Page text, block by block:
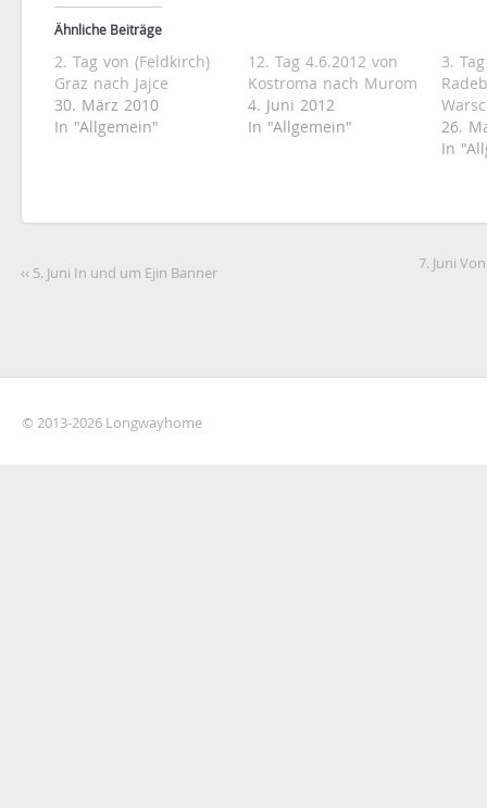
teilen
(Wird
in
neuem
Fenster
geöffnet)
teilen
(Wird
in
neuem
Fenster
geöffnet)
Ähnliche Beiträge
2. Tag von (Feldkirch)
Graz nach Jajce
30. März 2010
In "Allgemein"
12. Tag 4.6.2012 von
Kostroma nach Murom
4. Juni 2012
In "Allgemein"
3.
26.
In
‹‹ 5. Juni In und um Ejin Banner
7. Juni
© 2013-2026 Longwayhome